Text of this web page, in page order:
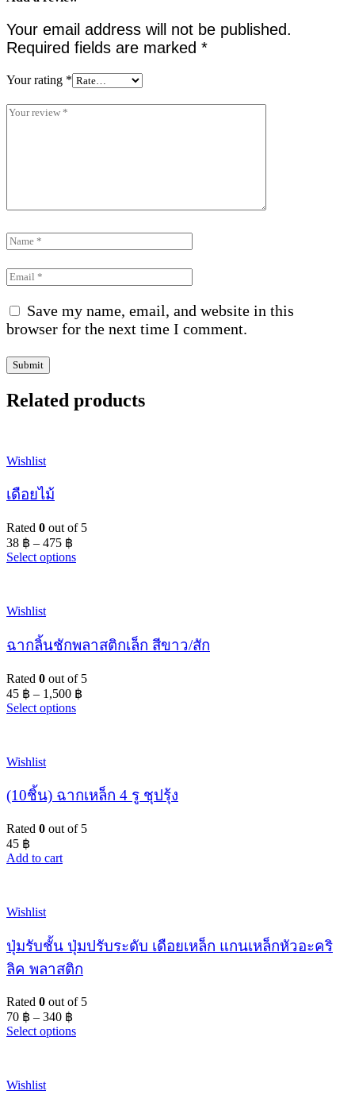
Your email address will not be published.
Required fields are marked *
Your rating *
Save my name, email, and website in this
browser for the next time I comment.
Related products
Wishlist
เดือยไม้
Rated 0 out of 5
38 ฿ – 475 ฿
Select options
Wishlist
ฉากลิ้นชักพลาสติกเล็ก สีขาว/สัก
Rated 0 out of 5
45 ฿ – 1,500 ฿
Select options
Wishlist
(10ชิ้น) ฉากเหล็ก 4 รู ชุปรุ้ง
Rated 0 out of 5
45 ฿
Add to cart
Wishlist
ปุ่มรับชั้น ปุ่มปรับระดับ เดือยเหล็ก แกนเหล็กหัวอะคริ
ลิค พลาสติก
Rated 0 out of 5
70 ฿ – 340 ฿
Select options
Wishlist